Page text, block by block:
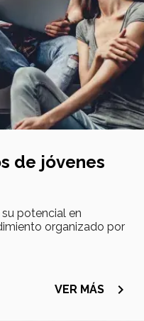
de jóvenes
potencial en
organizado por
VER MÁS navigate_next